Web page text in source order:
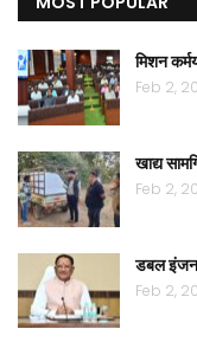
मिशन
Feb 2,
खाद्य
Feb 2,
डबल इंजन
Feb 2,